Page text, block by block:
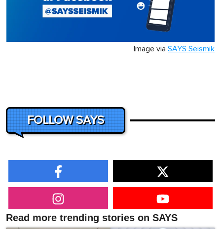
Image via SAYS Seismik
FOLLOW SAYS
Read more trending stories on SAYS